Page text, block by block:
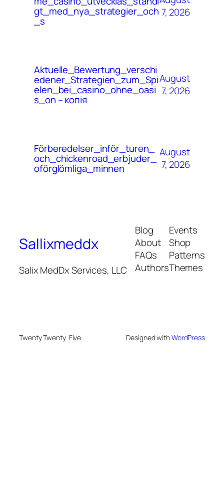
gt_med_nya_strategier_och
_s
7, 2026
Aktuelle_Bewertung_verschi
edener_Strategien_zum_Spi
elen_bei_casino_ohne_oasi
s_on – копія
August
7, 2026
Förberedelser_inför_turen_
och_chickenroad_erbjuder_
oförglömliga_minnen
August
7, 2026
Sallixmeddx
Salix MedDx Services, LLC
Blog
About
FAQs
Authors
Events
Shop
Patterns
Themes
Twenty Twenty-Five Designed withWordPress